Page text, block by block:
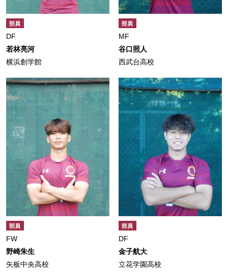
部員
DF
若林亮河
横浜創学館
部員
MF
谷口照人
西武台高校
部員
FW
野崎朱生
矢板中央高校
部員
DF
金子航大
立花学園高校